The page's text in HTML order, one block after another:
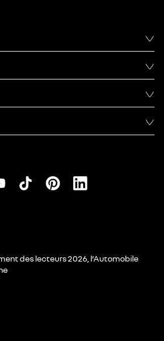
des lecteurs 2026, l’Automobile